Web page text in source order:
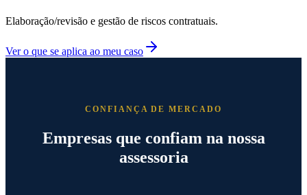
Elaboração/revisão e gestão de riscos contratuais.
Ver o que se aplica ao meu caso
CONFIANÇA DE MERCADO
Empresas que confiam na nossa
assessoria